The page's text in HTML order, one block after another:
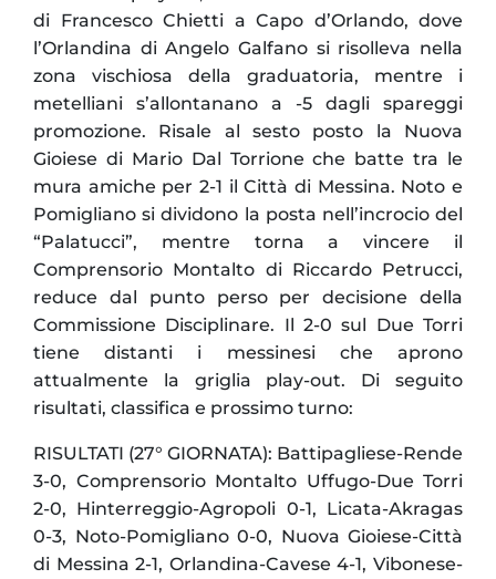
di Francesco Chietti a Capo d’Orlando, dove
l’Orlandina di Angelo Galfano si risolleva nella
zona vischiosa della graduatoria, mentre i
metelliani s’allontanano a -5 dagli spareggi
promozione. Risale al sesto posto la Nuova
Gioiese di Mario Dal Torrione che batte tra le
mura amiche per 2-1 il Città di Messina. Noto e
Pomigliano si dividono la posta nell’incrocio del
“Palatucci”, mentre torna a vincere il
Comprensorio Montalto di Riccardo Petrucci,
reduce dal punto perso per decisione della
Commissione Disciplinare. Il 2-0 sul Due Torri
tiene distanti i messinesi che aprono
attualmente la griglia play-out. Di seguito
risultati, classifica e prossimo turno:
RISULTATI (27° GIORNATA): Battipagliese-Rende
3-0, Comprensorio Montalto Uffugo-Due Torri
2-0, Hinterreggio-Agropoli 0-1, Licata-Akragas
0-3, Noto-Pomigliano 0-0, Nuova Gioiese-Città
di Messina 2-1, Orlandina-Cavese 4-1, Vibonese-